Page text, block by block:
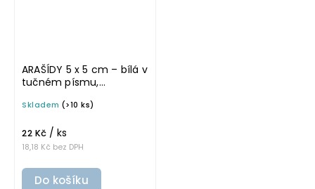
ARAŠÍDY 5 x 5 cm – bílá v
tučném písmu,
na potravinové dózy
Skladem (>10 ks)
18,18 Kč bez DPH
22 Kč / ks
Do košíku